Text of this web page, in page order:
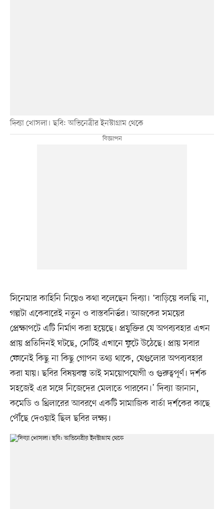
দিব্যা খোসলা। ছবি: অভিনেত্রীর ইনস্টাগ্রাম থেকে
সিনেমার কাহিনি নিয়েও কথা বলেছেন দিব্যা। ‘বাড়িয়ে বলছি না,
গল্পটা একেবারেই নতুন ও বাস্তবনির্ভর। আজকের সময়ের
প্রেক্ষাপটে এটি নির্মাণ করা হয়েছে। প্রযুক্তির যে অপব্যবহার এখন
প্রায় প্রতিদিনই ঘটছে, সেটিই এখানে ফুটে উঠেছে। প্রায় সবার
ফোনেই কিছু না কিছু গোপন তথ্য থাকে, যেগুলোর অপব্যবহার
করা যায়। ছবির বিষয়বস্তু তাই সময়োপযোগী ও গুরুত্বপূর্ণ। দর্শক
সহজেই এর সঙ্গে নিজেদের মেলাতে পারবেন।’ দিব্যা জানান,
কমেডি ও থ্রিলারের আবরণে একটি সামাজিক বার্তা দর্শকের কাছে
পৌঁছে দেওয়াই ছিল ছবির লক্ষ্য।